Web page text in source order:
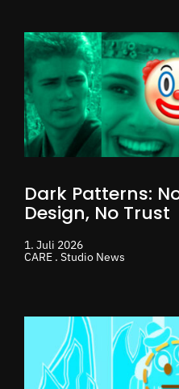
Dark Patterns:
Design, No Trust
1. Juli 2026
CARE . Studio News